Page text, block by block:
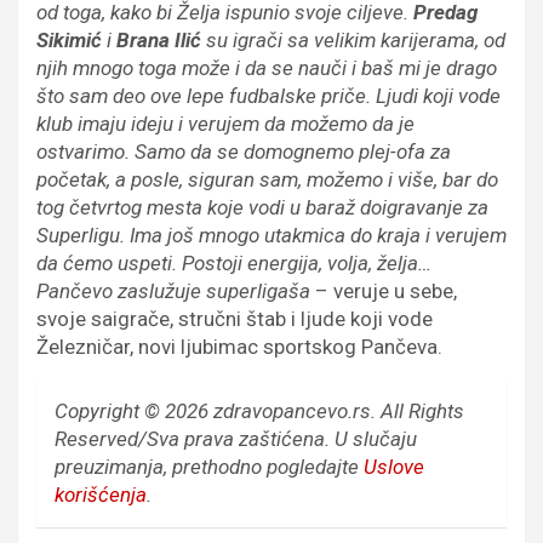
od toga, kako bi Želja ispunio svoje ciljeve. Predag
Sikimić i Brana Ilić su igrači sa velikim karijerama, od
njih mnogo toga može i da se nauči i baš mi je drago
što sam deo ove lepe fudbalske priče. Ljudi koji vode
klub imaju ideju i verujem da možemo da je
ostvarimo. Samo da se domognemo plej-ofa za
početak, a posle, siguran sam, možemo i više, bar do
tog četvrtog mesta koje vodi u baraž doigravanje za
Superligu. Ima još mnogo utakmica do kraja i verujem
da ćemo uspeti. Postoji energija, volja, želja…
Pančevo zaslužuje superligaša – veruje u sebe,
svoje saigrače, stručni štab i ljude koji vode
Železničar, novi ljubimac sportskog Pančeva.
Copyright © 2026 zdravopancevo.rs. All Rights
Reserved/Sva prava zaštićena. U slučaju
preuzimanja, prethodno pogledajte Uslove
korišćenja.